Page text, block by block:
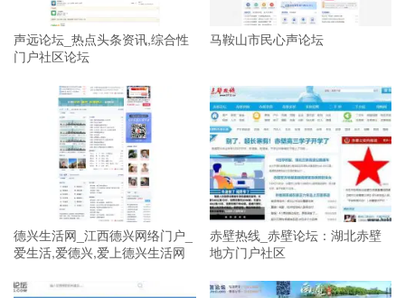
声远论坛_热点头条资讯,综合性
门户社区论坛
马鞍山市民心声论坛
德兴生活网_江西德兴网络门户_
爱生活,爱德兴,爱上德兴生活网
赤壁热线_赤壁论坛：湖北赤壁
地方门户社区